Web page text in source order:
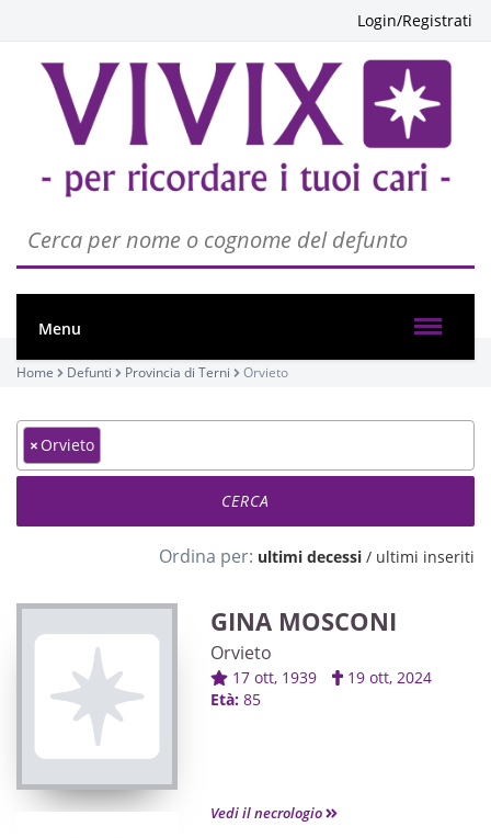
Login/Registrati
Menu
Home Defunti Provincia di Terni Orvieto
×Orvieto
Ordina per: ultimi decessi / ultimi inseriti
GINA MOSCONI
Orvieto
17 ott, 1939
19 ott, 2024
Età: 85
Vedi il necrologio